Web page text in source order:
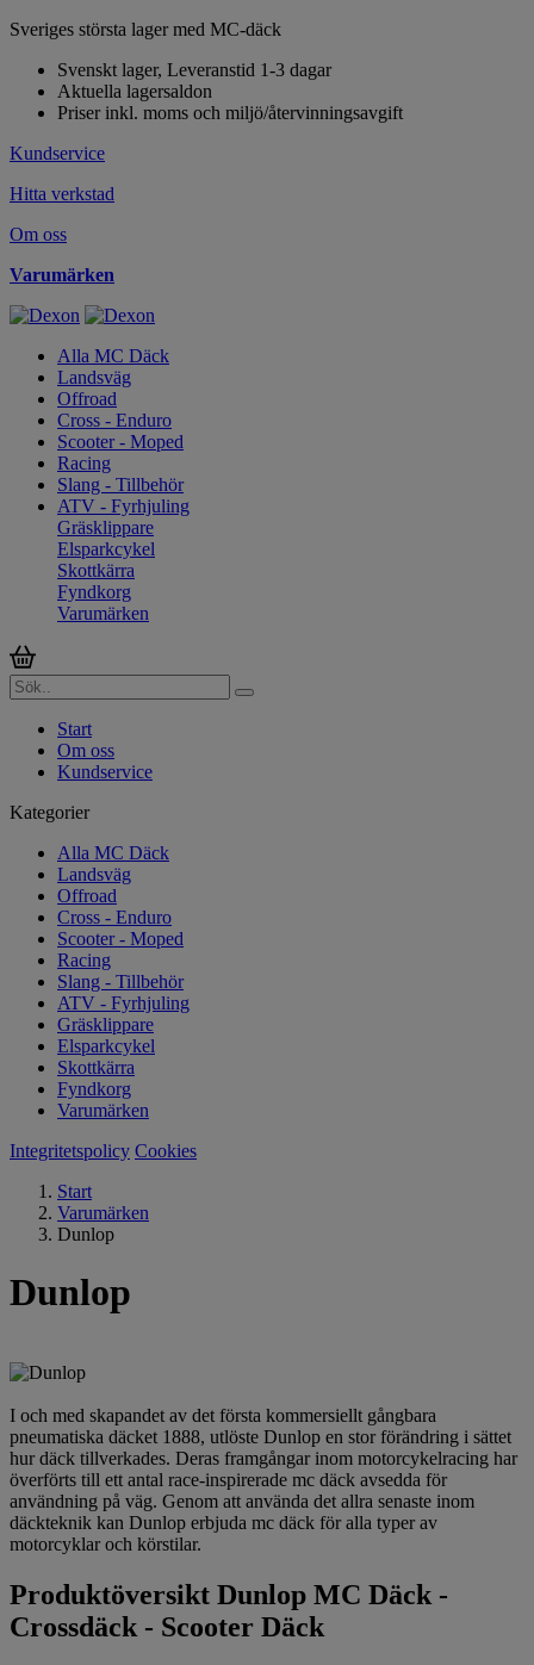
Sveriges största lager med MC-däck
Svenskt lager, Leveranstid 1-3 dagar
Aktuella lagersaldon
Priser inkl. moms och miljö/återvinningsavgift
Kundservice
Hitta verkstad
Om oss
Varumärken
Alla MC Däck
Landsväg
Offroad
Cross - Enduro
Scooter - Moped
Racing
Slang - Tillbehör
ATV - Fyrhjuling
Gräsklippare
Elsparkcykel
Skottkärra
Fyndkorg
Varumärken
Start
Om oss
Kundservice
Kategorier
Alla MC Däck
Landsväg
Offroad
Cross - Enduro
Scooter - Moped
Racing
Slang - Tillbehör
ATV - Fyrhjuling
Gräsklippare
Elsparkcykel
Skottkärra
Fyndkorg
Varumärken
Integritetspolicy Cookies
Start
Varumärken
Dunlop
Dunlop
I och med skapandet av det första kommersiellt gångbara
pneumatiska däcket 1888, utlöste Dunlop en stor förändring i sättet
hur däck tillverkades. Deras framgångar inom motorcykelracing har
överförts till ett antal race-inspirerade mc däck avsedda för
användning på väg. Genom att använda det allra senaste inom
däckteknik kan Dunlop erbjuda mc däck för alla typer av
motorcyklar och körstilar.
Produktöversikt Dunlop MC Däck -
Crossdäck - Scooter Däck